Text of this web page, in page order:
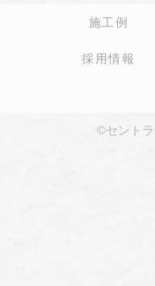
施工例
採用情報
©セント